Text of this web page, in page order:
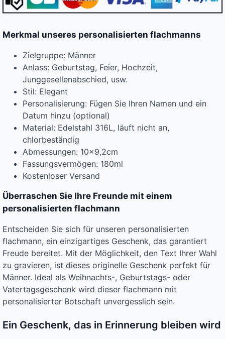
Merkmal unseres personalisierten flachmanns
Zielgruppe: Männer
Anlass: Geburtstag, Feier, Hochzeit,
Junggesellenabschied, usw.
Stil: Elegant
Personalisierung: Fügen Sie Ihren Namen und ein
Datum hinzu (optional)
Material: Edelstahl 316L, läuft nicht an,
chlorbeständig
Abmessungen: 10×9,2cm
Fassungsvermögen: 180ml
Kostenloser Versand
Überraschen Sie Ihre Freunde mit einem
personalisierten flachmann
Entscheiden Sie sich für unseren personalisierten
flachmann, ein einzigartiges Geschenk, das garantiert
Freude bereitet. Mit der Möglichkeit, den Text Ihrer Wahl
zu gravieren, ist dieses originelle Geschenk perfekt für
Männer. Ideal als Weihnachts-, Geburtstags- oder
Vatertagsgeschenk wird dieser flachmann mit
personalisierter Botschaft unvergesslich sein.
Ein Geschenk, das in Erinnerung bleiben wird